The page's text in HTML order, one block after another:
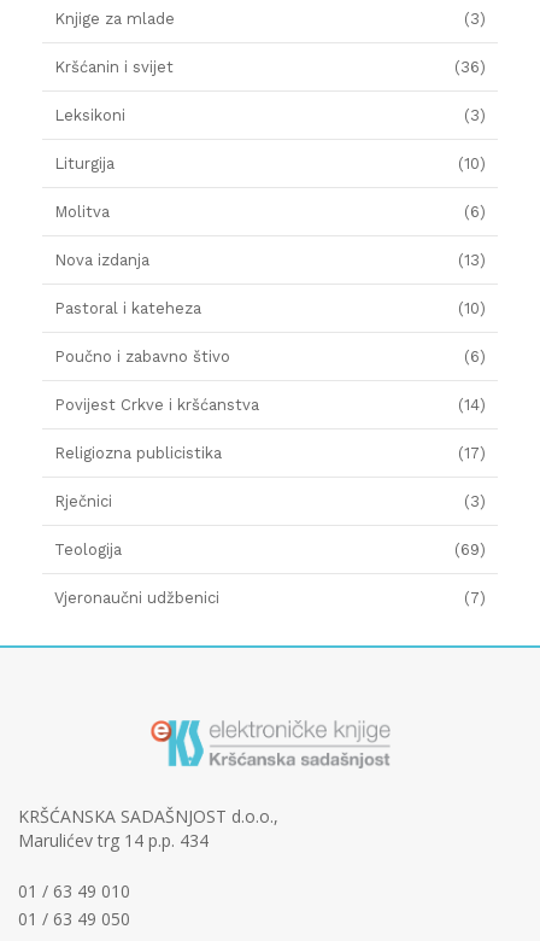
Knjige za mlade (3)
Kršćanin i svijet (36)
Leksikoni (3)
Liturgija (10)
Molitva (6)
Nova izdanja (13)
Pastoral i kateheza (10)
Poučno i zabavno štivo (6)
Povijest Crkve i kršćanstva (14)
Religiozna publicistika (17)
Rječnici (3)
Teologija (69)
Vjeronaučni udžbenici (7)
KRŠĆANSKA SADAŠNJOST d.o.o.,
Marulićev trg 14 p.p. 434
01 / 63 49 010
01 / 63 49 050